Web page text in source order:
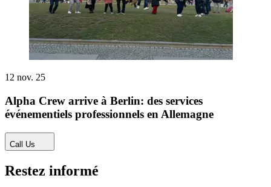
12 nov. 25
Alpha Crew arrive à Berlin: des services
événementiels professionnels en Allemagne
Call Us
Restez informé